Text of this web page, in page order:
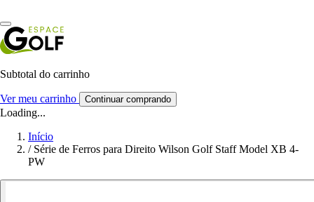
Subtotal do carrinho
Ver meu carrinho Continuar comprando
Loading...
Início
/ Série de Ferros para Direito Wilson Golf Staff Model XB 4-
PW